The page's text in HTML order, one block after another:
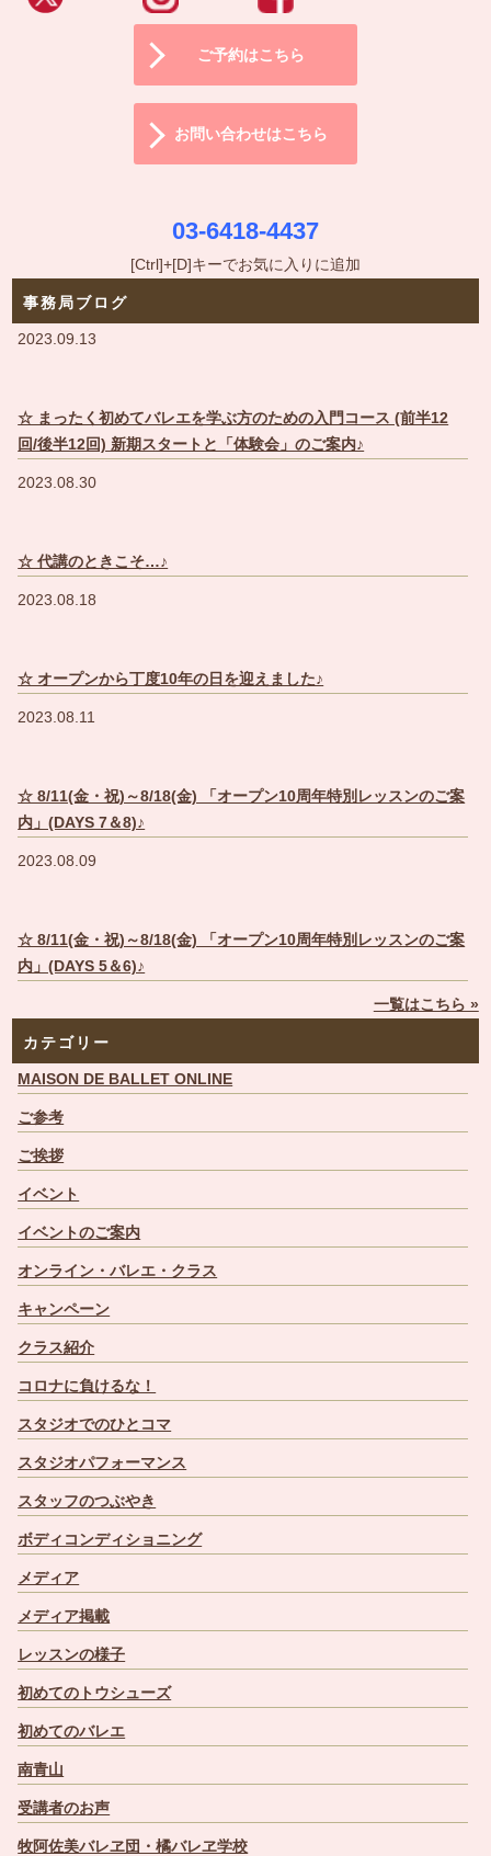
ご予約はこちら
お問い合わせはこちら
03-6418-4437
[Ctrl]+[D]キーでお気に入りに追加
事務局ブログ
2023.09.13
☆ まったく初めてバレエを学ぶ方のための入門コース (前半12
回/後半12回) 新期スタートと「体験会」のご案内♪
2023.08.30
☆ 代講のときこそ…♪
2023.08.18
☆ オープンから丁度10年の日を迎えました♪
2023.08.11
☆ 8/11(金・祝)～8/18(金) 「オープン10周年特別レッスンのご案
内」(DAYS 7＆8)♪
2023.08.09
☆ 8/11(金・祝)～8/18(金) 「オープン10周年特別レッスンのご案
内」(DAYS 5＆6)♪
一覧はこちら »
カテゴリー
MAISON DE BALLET ONLINE
ご参考
ご挨拶
イベント
イベントのご案内
オンライン・バレエ・クラス
キャンペーン
クラス紹介
コロナに負けるな！
スタジオでのひとコマ
スタジオパフォーマンス
スタッフのつぶやき
ボディコンディショニング
メディア
メディア掲載
レッスンの様子
初めてのトウシューズ
初めてのバレエ
南青山
受講者のお声
牧阿佐美バレヱ団・橘バレヱ学校